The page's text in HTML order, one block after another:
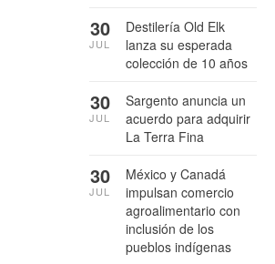
Destilería Old Elk
lanza su esperada
colección de 10 años
30
JUL
Sargento anuncia un
acuerdo para adquirir
La Terra Fina
30
JUL
México y Canadá
impulsan comercio
agroalimentario con
inclusión de los
pueblos indígenas
30
JUL